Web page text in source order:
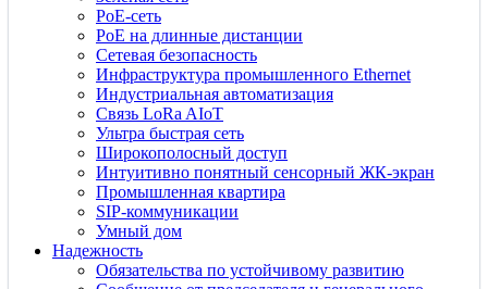
PoE-сеть
PoE на длинные дистанции
Сетевая безопасность
Инфраструктура промышленного Ethernet
Индустриальная автоматизация
Связь LoRa AIoT
Ультра быстрая сеть
Широкополосный доступ
Интуитивно понятный сенсорный ЖК-экран
Промышленная квартира
SIP-коммуникации
Умный дом
Надежность
Обязательства по устойчивому развитию